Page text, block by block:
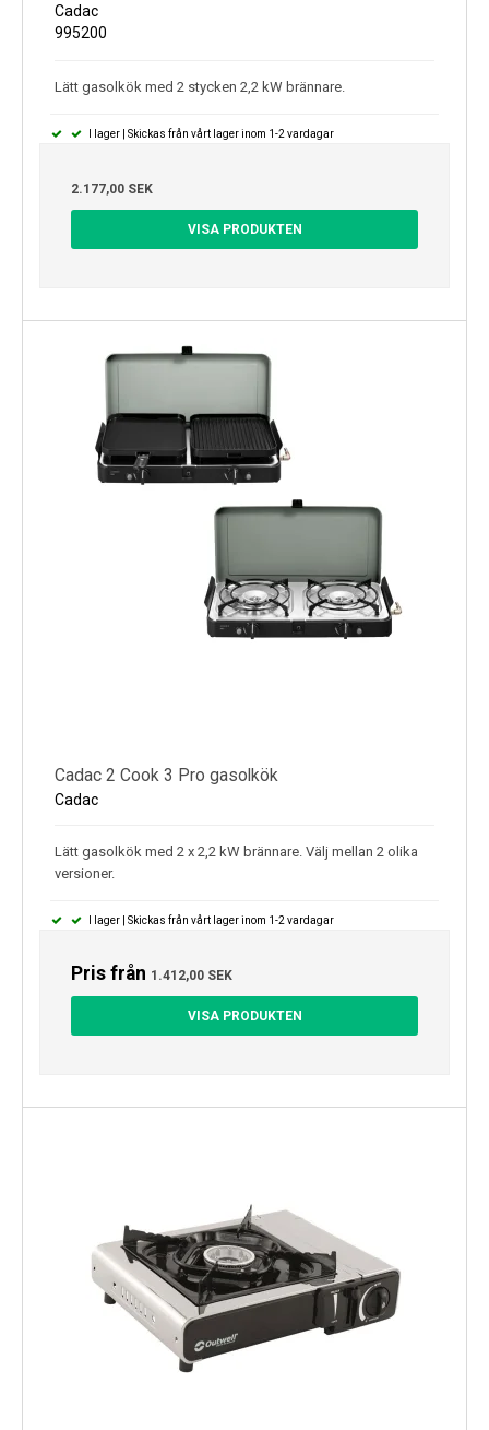
Cadac
995200
Lätt gasolkök med 2 stycken 2,2 kW brännare.
I lager | Skickas från vårt lager inom 1-2 vardagar
2.177,00 SEK
VISA PRODUKTEN
Cadac 2 Cook 3 Pro gasolkök
Cadac
Lätt gasolkök med 2 x 2,2 kW brännare. Välj mellan 2 olika
versioner.
I lager | Skickas från vårt lager inom 1-2 vardagar
Pris från 1.412,00 SEK
VISA PRODUKTEN